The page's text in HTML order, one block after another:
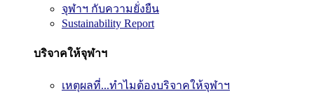
จุฬาฯ กับความยั่งยืน
Sustainability Report
บริจาคให้จุฬาฯ
เหตุผลที่...ทำไมต้องบริจาคให้จุฬาฯ